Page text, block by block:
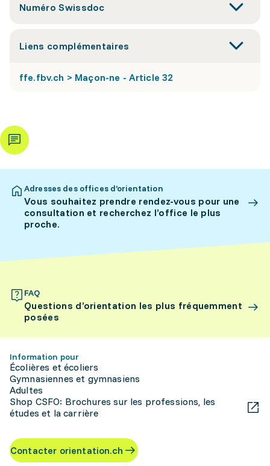
Numéro Swissdoc
Liens complémentaires
ffe.fbv.ch > Maçon-ne - Article 32
Adresses des offices d’orientation
Vous souhaitez prendre rendez-vous pour une
consultation et recherchez l’office le plus
proche.
FAQ
Questions d’orientation les plus fréquemment
posées
Information pour
Écolières et écoliers
Gymnasiennes et gymnasiens
Adultes
Shop CSFO: Brochures sur les professions, les
études et la carrière
Contacter orientation.ch